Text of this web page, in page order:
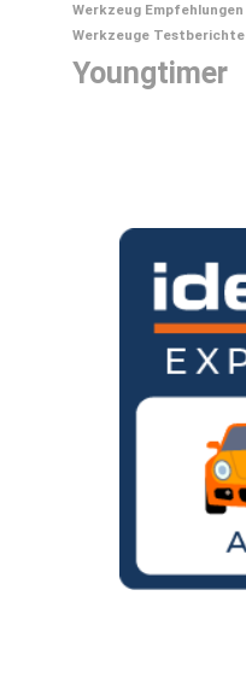
Werkzeug Empfehlungen
Werkzeuge Testberichte
Youngtimer